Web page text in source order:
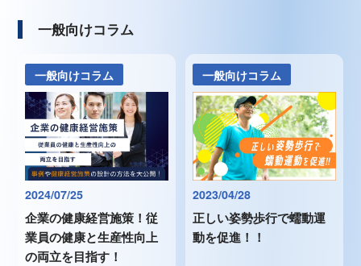
一般向けコラム
一般向けコラム
2024/07/25
企業の健康経営施策！従
業員の健康と生産性向上
の両立を目指す！
一般向けコラム
2023/04/28
正しい姿勢歩行で蠕動運
動を促進！！